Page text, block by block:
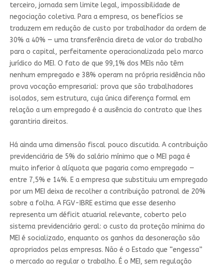
terceiro, jornada sem limite legal, impossibilidade de
negociação coletiva. Para a empresa, os benefícios se
traduzem em redução de custo por trabalhador da ordem de
30% a 40% — uma transferência direta de valor do trabalho
para o capital, perfeitamente operacionalizada pelo marco
jurídico do MEI. O fato de que 99,1% dos MEIs não têm
nenhum empregado e 38% operam na própria residência não
prova vocação empresarial: prova que são trabalhadores
isolados, sem estrutura, cuja única diferença formal em
relação a um empregado é a ausência do contrato que lhes
garantiria direitos.
Há ainda uma dimensão fiscal pouco discutida. A contribuição
previdenciária de 5% do salário mínimo que o MEI paga é
muito inferior à alíquota que pagaria como empregado —
entre 7,5% e 14%. E a empresa que substituiu um empregado
por um MEI deixa de recolher a contribuição patronal de 20%
sobre a folha. A FGV-IBRE estima que esse desenho
representa um déficit atuarial relevante, coberto pelo
sistema previdenciário geral: o custo da proteção mínima do
MEI é socializado, enquanto os ganhos da desoneração são
apropriados pelas empresas. Não é o Estado que “engessa”
o mercado ao regular o trabalho. É o MEI, sem regulação